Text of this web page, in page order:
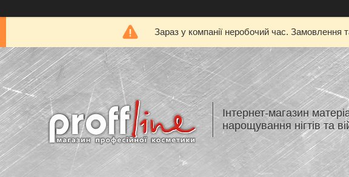
Зараз у компанії неробочий час. Замовлення
Інтернет-магазин
нарощування нігтів та